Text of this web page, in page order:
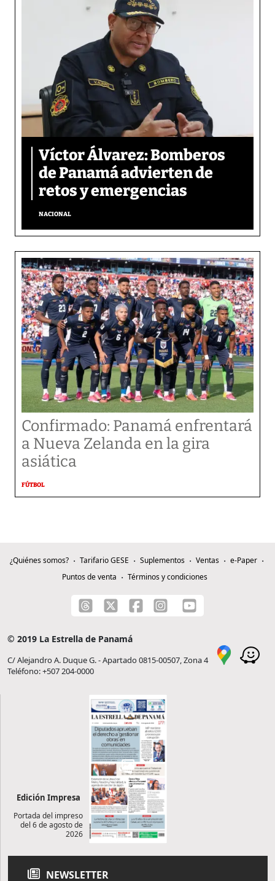
Víctor Álvarez: Bomberos
de Panamá advierten de
retos y emergencias
NACIONAL
Confirmado: Panamá enfrentará
a Nueva Zelanda en la gira
asiática
FÚTBOL
¿Quiénes somos? Tarifario GESE Suplementos Ventas
e-Paper
Puntos de venta
Términos y condiciones
© 2019 La Estrella de Panamá
C/ Alejandro A. Duque G. - Apartado 0815-00507, Zona 4
Teléfono: +507 204-0000
Edición Impresa
Portada del impreso
del 6 de agosto de
2026
NEWSLETTER